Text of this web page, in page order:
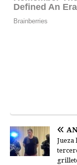
Jueza